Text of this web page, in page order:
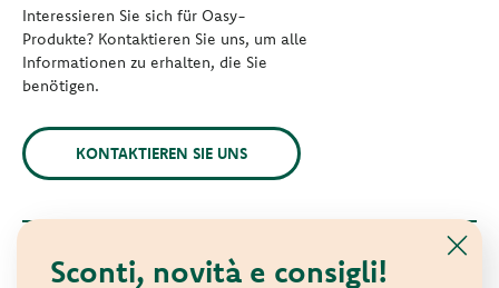
Sconti, novità e consigli!
Interessieren Sie sich für Oasy-
Produkte? Kontaktieren Sie uns, um alle
Informationen zu erhalten, die Sie
benötigen.
KONTAKTIEREN SIE UNS
© 2021 Oasy. Alle Rechte vorbehalten.